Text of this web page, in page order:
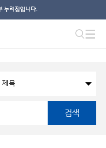
누리집입니다.
검색